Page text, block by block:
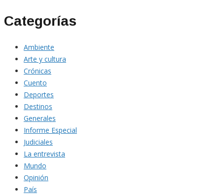
Categorías
Ambiente
Arte y cultura
Crónicas
Cuento
Deportes
Destinos
Generales
Informe Especial
Judiciales
La entrevista
Mundo
Opinión
País